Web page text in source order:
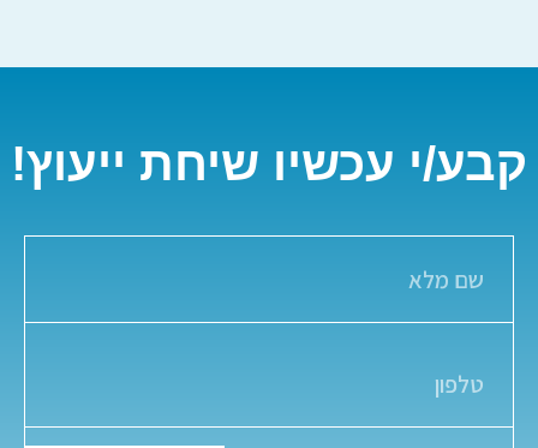
קבע/י עכשיו שיחת ייעוץ!